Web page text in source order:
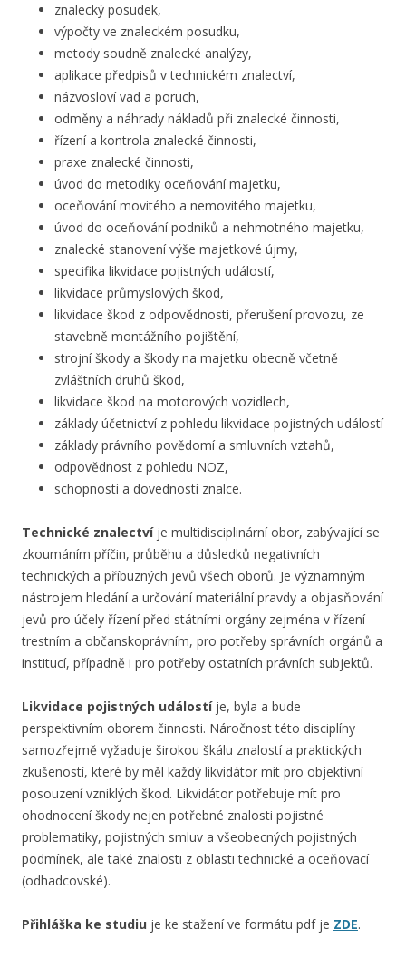
znalecký posudek,
výpočty ve znaleckém posudku,
metody soudně znalecké analýzy,
aplikace předpisů v technickém znalectví,
názvosloví vad a poruch,
odměny a náhrady nákladů při znalecké činnosti,
řízení a kontrola znalecké činnosti,
praxe znalecké činnosti,
úvod do metodiky oceňování majetku,
oceňování movitého a nemovitého majetku,
úvod do oceňování podniků a nehmotného majetku,
znalecké stanovení výše majetkové újmy,
specifika likvidace pojistných událostí,
likvidace průmyslových škod,
likvidace škod z odpovědnosti, přerušení provozu, ze
stavebně montážního pojištění,
strojní škody a škody na majetku obecně včetně
zvláštních druhů škod,
likvidace škod na motorových vozidlech,
základy účetnictví z pohledu likvidace pojistných událostí
základy právního povědomí a smluvních vztahů,
odpovědnost z pohledu NOZ,
schopnosti a dovednosti znalce.
Technické znalectvíje multidisciplinární obor, zabývající se
zkoumáním příčin, průběhu a důsledků negativních
technických a příbuzných jevů všech oborů. Je významným
nástrojem hledání a určování materiální pravdy a objasňování
jevů pro účely řízení před státními orgány zejména v řízení
trestním a občanskoprávním, pro potřeby správních orgánů a
institucí, případně i pro potřeby ostatních právních subjektů.
Likvidace pojistných událostíje, byla a bude
perspektivním oborem činnosti. Náročnost této disciplíny
samozřejmě vyžaduje širokou škálu znalostí a praktických
zkušeností, které by měl každý likvidátor mít pro objektivní
posouzení vzniklých škod. Likvidátor potřebuje mít pro
ohodnocení škody nejen potřebné znalosti pojistné
problematiky, pojistných smluv a všeobecných pojistných
podmínek, ale také znalosti z oblasti technické a oceňovací
(odhadcovské).
Přihláška ke studiu je ke stažení ve formátu pdf je ZDE.